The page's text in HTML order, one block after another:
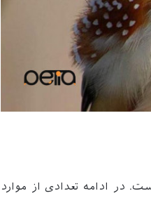
در ادامه تعدادی از موارد